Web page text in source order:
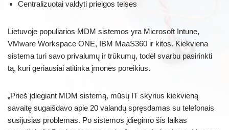
Centralizuotai valdyti prieigos teises
Lietuvoje populiarios MDM sistemos yra Microsoft Intune,
VMware Workspace ONE, IBM MaaS360 ir kitos. Kiekviena
sistema turi savo privalumų ir trūkumų, todėl svarbu pasirinkti
tą, kuri geriausiai atitinka įmonės poreikius.
„Prieš įdiegiant MDM sistemą, mūsų IT skyrius kiekvieną
savaitę sugaišdavo apie 20 valandų spręsdamas su telefonais
susijusias problemas. Po sistemos įdiegimo šis laikas